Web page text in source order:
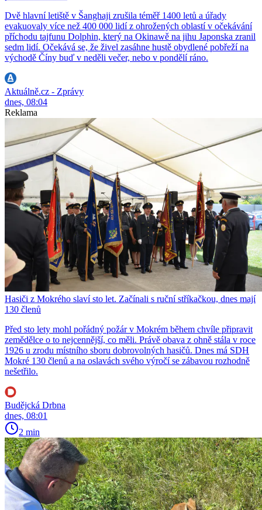
Dvě hlavní letiště v Šanghaji zrušila téměř 1400 letů a úřady
evakuovaly více než 400 000 lidí z ohrožených oblastí v očekávání
příchodu tajfunu Dolphin, který na Okinawě na jihu Japonska zranil
sedm lidí. Očekává se, že živel zasáhne hustě obydlené pobřeží na
východě Číny buď v neděli večer, nebo v pondělí ráno.
Aktuálně.cz - Zprávy
dnes, 08:04
Reklama
Hasiči z Mokrého slaví sto let. Začínali s ruční stříkačkou, dnes mají
130 členů
Před sto lety mohl pořádný požár v Mokrém během chvíle připravit
zemědělce o to nejcennější, co měli. Právě obava z ohně stála v roce
1926 u zrodu místního sboru dobrovolných hasičů. Dnes má SDH
Mokré 130 členů a na oslavách svého výročí se zábavou rozhodně
nešetřilo.
Budějcká Drbna
dnes, 08:01
2 min